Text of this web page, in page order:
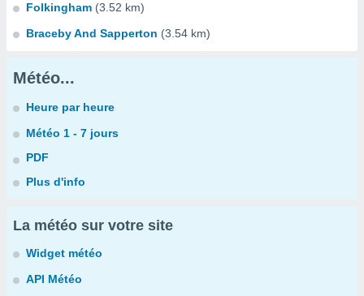
Folkingham (3.52 km)
Braceby And Sapperton (3.54 km)
Météo...
Heure par heure
Météo 1 - 7 jours
PDF
Plus d'info
La météo sur votre site
Widget météo
API Météo